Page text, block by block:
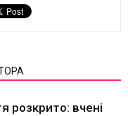
розкрито: вчені